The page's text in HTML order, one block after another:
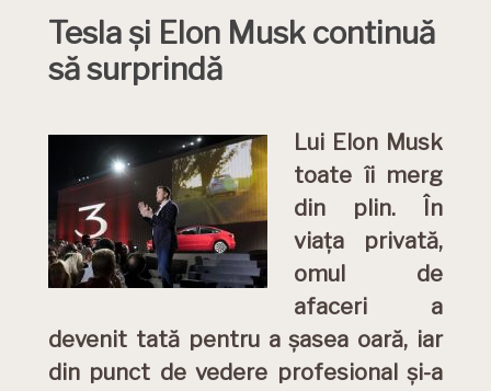
Tesla și Elon Musk continuă
să surprindă
Lui Elon Musk
toate îi merg
din plin. În
viața privată,
omul de
afaceri a
devenit tată pentru a șasea oară, iar
din punct de vedere profesional și-a